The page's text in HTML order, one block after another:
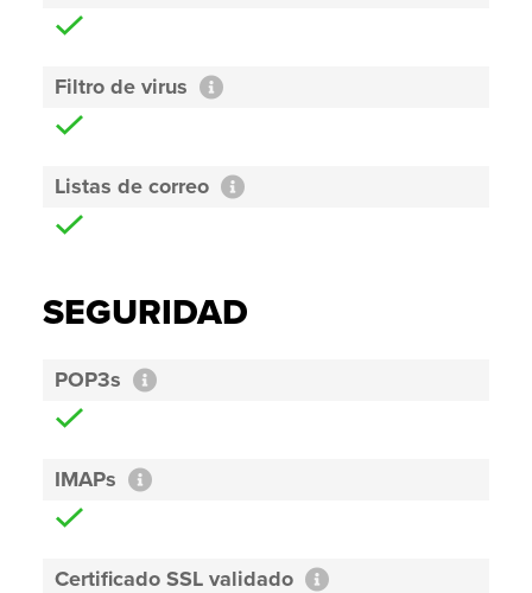
Filtro de virus
Listas de correo
SEGURIDAD
POP3s
IMAPs
Certificado SSL validado